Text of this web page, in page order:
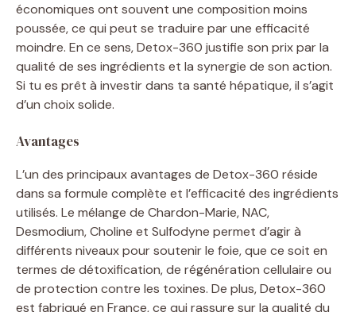
économiques ont souvent une composition moins
poussée, ce qui peut se traduire par une efficacité
moindre. En ce sens, Detox-360 justifie son prix par la
qualité de ses ingrédients et la synergie de son action.
Si tu es prêt à investir dans ta santé hépatique, il s’agit
d’un choix solide.
Avantages
L’un des principaux avantages de Detox-360 réside
dans sa formule complète et l’efficacité des ingrédients
utilisés. Le mélange de Chardon-Marie, NAC,
Desmodium, Choline et Sulfodyne permet d’agir à
différents niveaux pour soutenir le foie, que ce soit en
termes de détoxification, de régénération cellulaire ou
de protection contre les toxines. De plus, Detox-360
est fabriqué en France, ce qui rassure sur la qualité du